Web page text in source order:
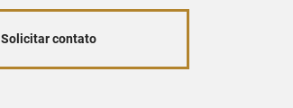
Solicitar contato